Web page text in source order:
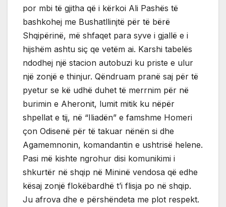
por mbi të gjitha që i kërkoi Ali Pashës të
bashkohej me Bushatllinjtë për të bërë
Shqipërinë, më shfaqet para syve i gjallë e i
hijshëm ashtu siç qe vetëm ai. Karshi tabelës
ndodhej një stacion autobuzi ku priste e ulur
një zonjë e thinjur. Qëndruam pranë saj për të
pyetur se kë udhë duhet të merrnim për në
burimin e Aheronit, lumit mitik ku nëpër
shpellat e tij, në “Iliadën” e famshme Homeri
çon Odisenë për të takuar nënën si dhe
Agamemnonin, komandantin e ushtrisë helene.
Pasi më kishte ngrohur disi komunikimi i
shkurtër në shqip në Mininë vendosa që edhe
kësaj zonjë flokëbardhë t’i flisja po në shqip.
Ju afrova dhe e përshëndeta me plot respekt.